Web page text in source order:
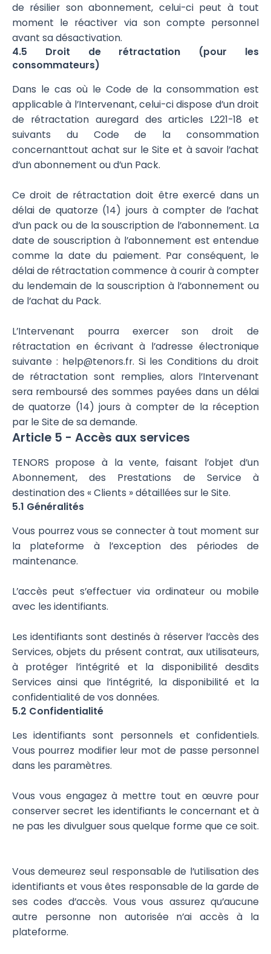
de résilier son abonnement, celui-ci peut à tout
moment le réactiver via son compte personnel
avant sa désactivation.
4.5 Droit de rétractation (pour les
consommateurs)
Dans le cas où le Code de la consommation est
applicable à l’Intervenant, celui-ci dispose d’un droit
de rétractation auregard des articles L221-18 et
suivants du Code de la consommation
concernanttout achat sur le Site et à savoir l’achat
d’un abonnement ou d’un Pack.
Ce droit de rétractation doit être exercé dans un
délai de quatorze (14) jours à compter de l’achat
d’un pack ou de la souscription de l’abonnement. La
date de souscription à l’abonnement est entendue
comme la date du paiement. Par conséquent, le
délai de rétractation commence à courir à compter
du lendemain de la souscription à l’abonnement ou
de l’achat du Pack.
L’Intervenant pourra exercer son droit de
rétractation en écrivant à l’adresse électronique
suivante : help@tenors.fr. Si les Conditions du droit
de rétractation sont remplies, alors l’Intervenant
sera remboursé des sommes payées dans un délai
de quatorze (14) jours à compter de la réception
par le Site de sa demande.
Article 5 - Accès aux services
TENORS propose à la vente, faisant l’objet d’un
Abonnement, des Prestations de Service à
destination des « Clients » détaillées sur le Site.
5.1 Généralités
Vous pourrez vous se connecter à tout moment sur
la plateforme à l’exception des périodes de
maintenance.
L’accès peut s’effectuer via ordinateur ou mobile
avec les identifiants.
Les identifiants sont destinés à réserver l’accès des
Services, objets du présent contrat, aux utilisateurs,
à protéger l’intégrité et la disponibilité desdits
Services ainsi que l’intégrité, la disponibilité et la
confidentialité de vos données.
5.2 Confidentialité
Les identifiants sont personnels et confidentiels.
Vous pourrez modifier leur mot de passe personnel
dans les paramètres.
Vous vous engagez à mettre tout en œuvre pour
conserver secret les identifiants le concernant et à
ne pas les divulguer sous quelque forme que ce soit.
Vous demeurez seul responsable de l’utilisation des
identifiants et vous êtes responsable de la garde de
ses codes d’accès. Vous vous assurez qu’aucune
autre personne non autorisée n’ai accès à la
plateforme.